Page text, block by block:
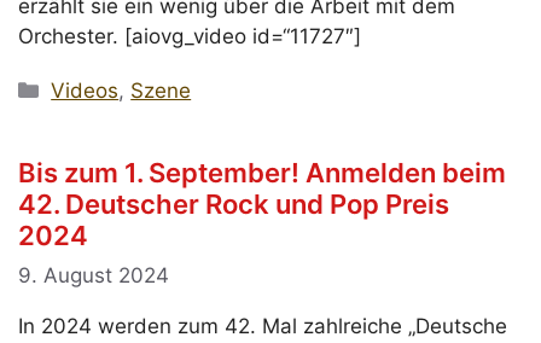
erzählt sie ein wenig über die Arbeit mit dem
Orchester. [aiovg_video id=“11727″]
Kategorien
Videos, Szene
Bis zum 1. September! Anmelden beim
42. Deutscher Rock und Pop Preis
2024
9. August 2024
In 2024 werden zum 42. Mal zahlreiche „Deutsche